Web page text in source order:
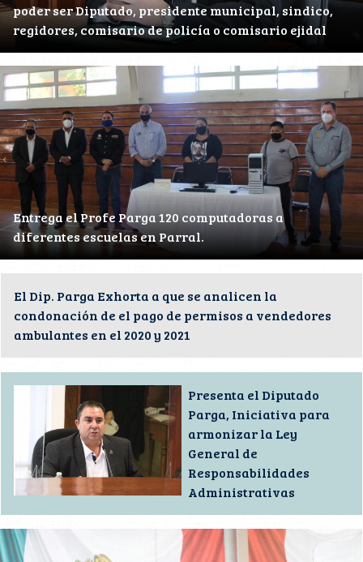
poder ser Diputado, presidente municipal, sindico,
regidores, comisario de policía o comisario ejidal
Entrega el Profe Parga 120 computadoras a
diferentes escuelas en Parral.
El Dip. Parga Exhorta a que se analicen la
condonación de el pago de permisos a vendedores
ambulantes en el 2020 y 2021
Presenta el Diputado
Parga, Iniciativa para
armonizar la Ley
General de
Responsabilidades
Administrativas